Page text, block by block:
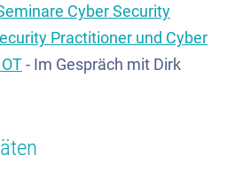
Cyber Security
Practitioner und Cyber
- Im Gespräch mit Dirk